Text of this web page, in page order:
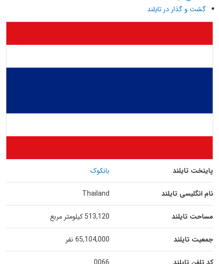
گشت و گذار در تایلند
پایتخت تایلند بانکوک
نام انگلیسی تایلند Thailand
مساحت تایلند 513,120 کیلومتر مربع
جمعیت تایلند 65,104,000 نفر